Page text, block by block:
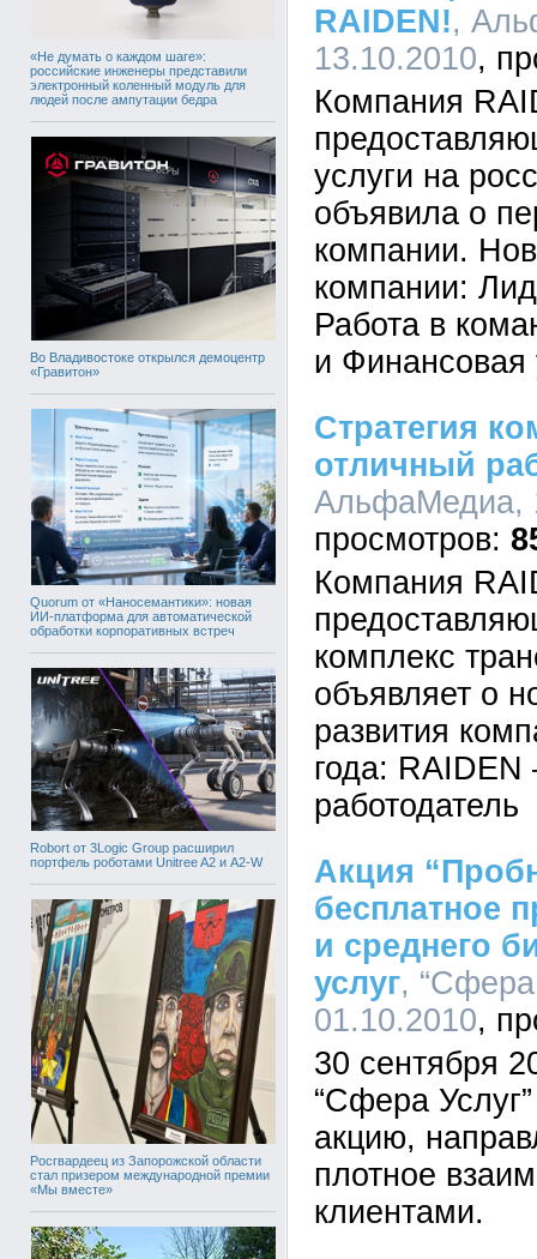
«Не думать о каждом шаге»:
российские инженеры представили
электронный коленный модуль для
людей после ампутации бедра
Во Владивостоке открылся демоцентр
«Гравитон»
Quorum от «Наносемантики»: новая
ИИ-платформа для автоматической
обработки корпоративных встреч
Robort от 3Logic Group расширил
портфель роботами Unitree A2 и A2-W
Росгвардеец из Запорожской области
стал призером международной премии
«Мы вместе»
RAIDEN!,
13.10.2010
Компания
услуги на
объявила о
компании.
компании:
Работа в
и Финансовая
Стратегия
отличный
АльфаМедиа,
Компания
комплекс
объявляет о
развития
года: RAIDEN
работодатель
Акция
бесплатное
и среднего
услуг, “Сфера
01.10.2010
30 сентября
“Сфера
акцию,
плотное
клиентами.